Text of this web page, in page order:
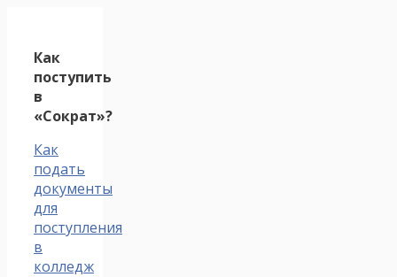
Как
поступить
в
«Сократ»?
Как
подать
документы
для
поступления
в
колледж